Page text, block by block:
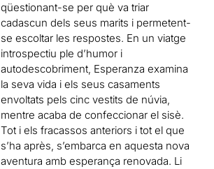
qüestionant-se per què va triar
cadascun dels seus marits i permetent-
se escoltar les respostes. En un viatge
introspectiu ple d’humor i
autodescobriment, Esperanza examina
la seva vida i els seus casaments
envoltats pels cinc vestits de núvia,
mentre acaba de confeccionar el sisè.
Tot i els fracassos anteriors i tot el que
s’ha après, s’embarca en aquesta nova
aventura amb esperança renovada. Li